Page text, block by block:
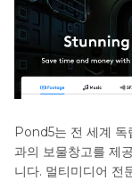
Pond5는 전 세계 독
과의 보물창고를 제
니다. 멀티미디어 전